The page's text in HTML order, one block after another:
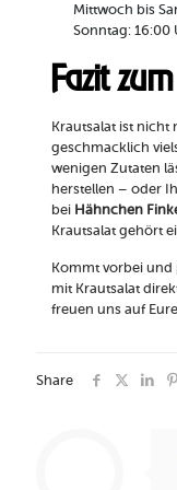
Mittwoch bis
Sonntag: 16:00
Fazit
Krautsalat ist nicht
geschmacklich
wenigen Zutaten
herstellen – oder
bei Hähnchen
Krautsalat gehört
Kommt vorbei und
mit Krautsalat
freuen uns auf
Share